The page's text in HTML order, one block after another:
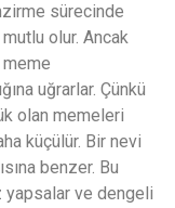
sürecinde
olur. Ancak
meme
uğrarlar. Çünkü
olan memeleri
küçülür. Bir nevi
benzer. Bu
ve dengeli